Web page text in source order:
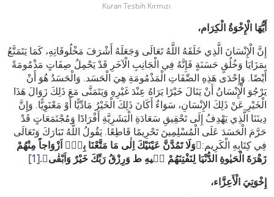
Kuran Tesbih Kırmızı
،أَيُّهَا الْإِخْوَةُ الْكِرَام
إِنَّ الْإِنْسَانَ الَّذِي خَلَقَهُ اللَّهُ تَعَالَى وَجَعَلَهُ أَشْرَفَ مَخْلُوقَاتِهِ، كَمَا يَتَمَتَّعُ
بِمَزَايَا وَخُلُقٍ حَسَنَةٍ فَإِنَّهُ فِي الْجَانِبِ الْآخَرِ قَدْ يَحْمِلُ صِفَاتٍ مَذْمُومَةً
أَيْضًا. وَإِحْدَى هَذِهِ الصِّفَاتِ الْمَذْمُومَةِ هِيَ الْحَسَد. وَالْحَسَدُ هُوَ أَنْ
يَرْجُوَ الْإِنْسَانُ أَنْ يَنَالَ خَيْرًا يَرَاهُ عِنْدَ غَيْرِهِ وَيَتَمَنَّى مَعَ ذَلِكَ زَوَالَ هَذَا
الْخَيْرِ عَنْ ذَلِكَ الإِنْسَانِ، سَوَاءٌ أَكَانَ ذَلِكَ الْخَيْرُ مَادِّيًّا أَوْ مَعْنَوِيًّا. وَإِنَّ
دِينَنَا الَّذِي يَهْدِفُ إِلَى تَحْقِيقِ سَعَادَةِ الْبَشَرِيَّةِ أَفْرَادًا وَمُجْتَمَعَاتٍ قَدْ
حَرَّمَ الْحَسَدَ عَلَى الْمُسْلِمِينَ تَحْرِيمًا قَاطِعًا. يَقُولُ اللَّهُ تَبَارَكَ وَتَعَالَى
فِي كِتَابِهِ الْكَرِيم:﴿وَلَا تَمُدَّنَّ عَيْنَيْكَ اِلٰى مَا مَتَّعْنَا بِهٖٓ اَزْوَاجاً مِنْهُمْ
زَهْرَةَ الْحَيٰوةِ الدُّنْيَا لِنَفْتِنَهُمْ فٖيهِ ط وَرِزْقُ رَبِّكَ خَيْرٌ وَاَبْقٰى﴾.[1]
،إِخْوَتِيَ الْأَعِزَّاء